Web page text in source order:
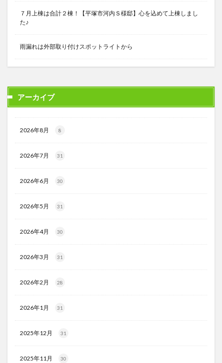
７月上棟は合計２棟！【平塚市河内Ｓ様邸】心を込めて上棟しまし
た♪
雨漏れは外部取り付けスポットライトから
アーカイブ
2026年8月 8
2026年7月 31
2026年6月 30
2026年5月 31
2026年4月 30
2026年3月 31
2026年2月 28
2026年1月 31
2025年12月 31
2025年11月 30